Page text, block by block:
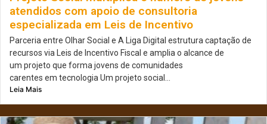
atendidos com apoio de consultoria
especializada em Leis de Incentivo
Parceria entre Olhar Social e A Liga Digital estrutura captação de
recursos via Leis de Incentivo Fiscal e amplia o alcance de
um projeto que forma jovens de comunidades
carentes em tecnologia Um projeto social...
Leia Mais